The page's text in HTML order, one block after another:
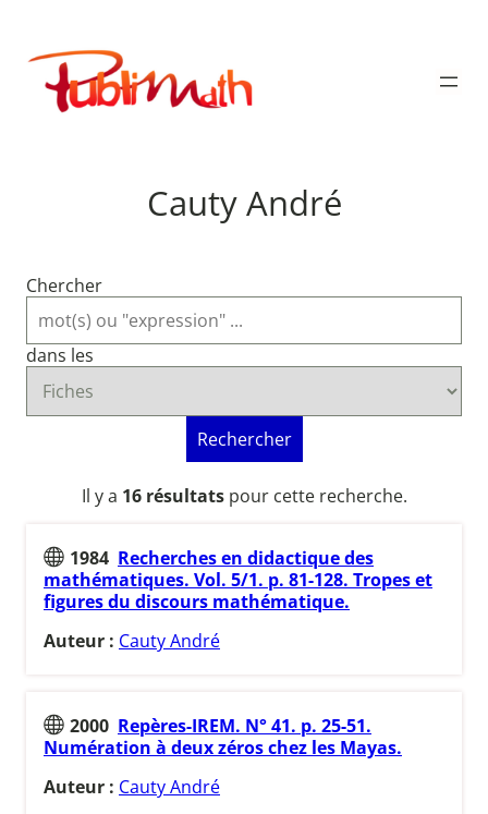
contenu
Publimath
Cauty André
Chercher
dans les
Rechercher
Il y a 16 résultatspour cette recherche.
1984 Recherches en didactique des
mathématiques. Vol. 5/1. p. 81-128. Tropes et
figures du discours mathématique.
Auteur : Cauty André
2000 Repères-IREM. N° 41. p. 25-51.
Numération à deux zéros chez les Mayas.
Auteur : Cauty André